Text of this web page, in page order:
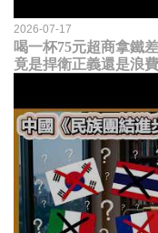
2026-07-17
喝一杯75元超商拿鐵
竟是捍衛正義還是浪